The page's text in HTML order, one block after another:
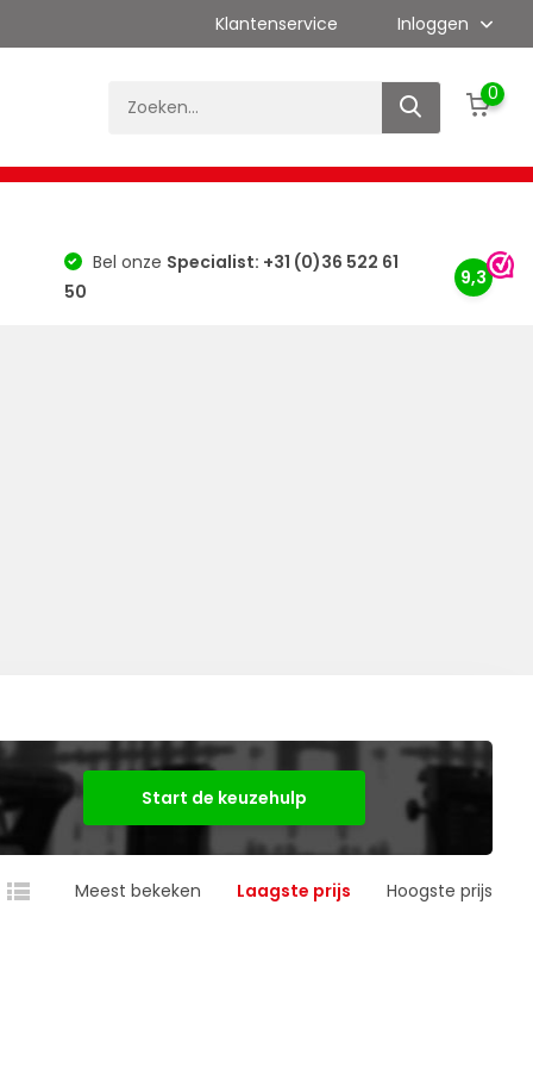
Klantenservice Inloggen
0
Bel onze Specialist: +31 (0)36 522 61
50
9,3
Start de keuzehulp
Meest bekeken Laagste prijs Hoogste prijs